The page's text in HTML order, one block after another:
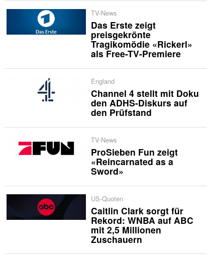
TV-News
Das Erste zeigt
preisgekrönte
Tragikomödie «Rickerl»
als Free-TV-Premiere
England
Channel 4 stellt mit Doku
den ADHS-Diskurs auf
den Prüfstand
TV-News
ProSieben Fun zeigt
«Reincarnated as a
Sword»
US-Quoten
Caitlin Clark sorgt für
Rekord: WNBA auf ABC
mit 2,5 Millionen
Zuschauern